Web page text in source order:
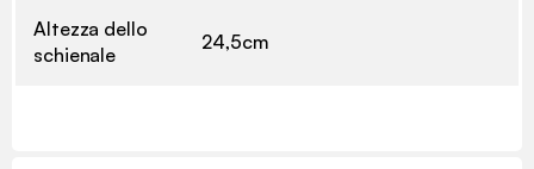
Altezza dello
schienale
24,5cm